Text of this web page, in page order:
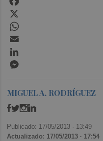
MIGUEL A. RODRÍGUEZ
Publicado: 17/05/2013 · 13:49
Actualizado: 17/05/2013 · 17:54